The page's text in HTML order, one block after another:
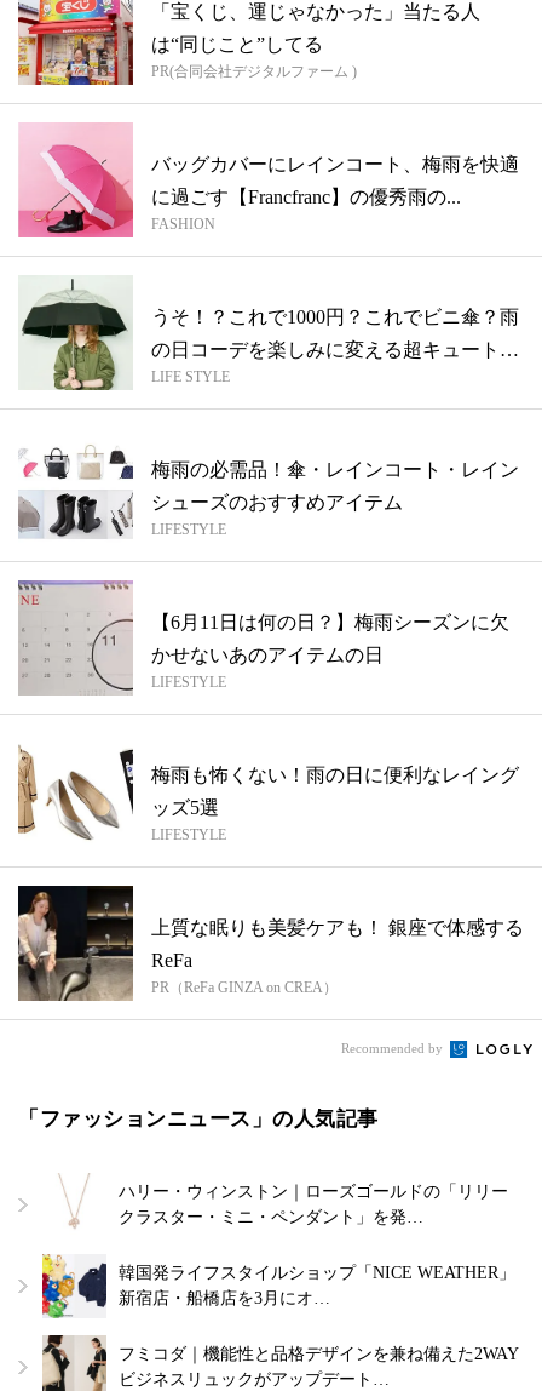
「宝くじ、運じゃなかった」当たる人
は“同じこと”してる
PR(合同会社デジタルファーム )
バッグカバーにレインコート、梅雨を快適
に過ごす【Francfranc】の優秀雨の...
FASHION
うそ！？これで1000円？これでビニ傘？雨
の日コーデを楽しみに変える超キュート
な...
LIFE STYLE
梅雨の必需品！傘・レインコート・レイン
シューズのおすすめアイテム
LIFESTYLE
【6月11日は何の日？】梅雨シーズンに欠
かせないあのアイテムの日
LIFESTYLE
梅雨も怖くない！雨の日に便利なレイング
ッズ5選
LIFESTYLE
上質な眠りも美髪ケアも！ 銀座で体感する
ReFa
PR（ReFa GINZA on CREA）
Recommended by
「ファッションニュース」の人気記事
ハリー・ウィンストン｜ローズゴールドの「リリー
クラスター・ミニ・ペンダント」を発…
韓国発ライフスタイルショップ「NICE WEATHER」
新宿店・船橋店を3月にオ…
フミコダ｜機能性と品格デザインを兼ね備えた2WAY
ビジネスリュックがアップデート…